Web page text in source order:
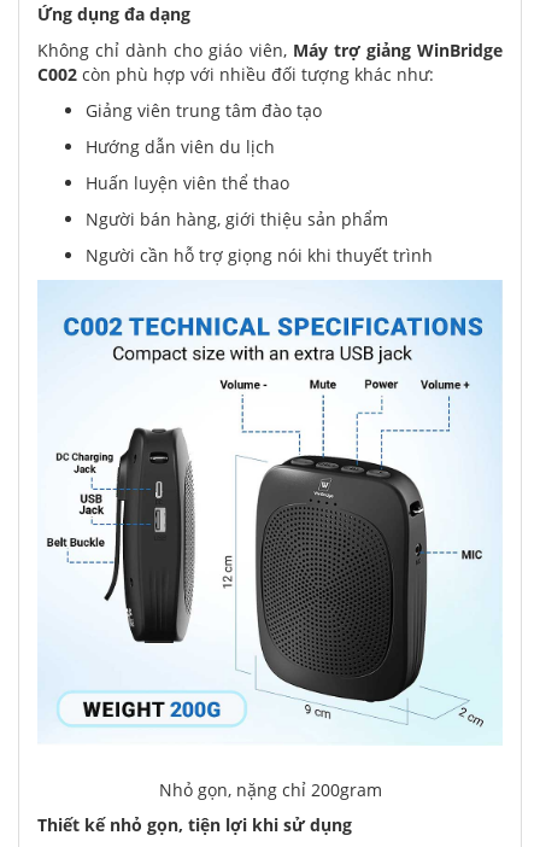
Ứng dụng đa dạng
Không chỉ dành cho giáo viên, Máy trợ giảng WinBridge
C002 còn phù hợp với nhiều đối tượng khác như:
Giảng viên trung tâm đào tạo
Hướng dẫn viên du lịch
Huấn luyện viên thể thao
Người bán hàng, giới thiệu sản phẩm
Người cần hỗ trợ giọng nói khi thuyết trình
Nhỏ gọn, nặng chỉ 200gram
Thiết kế nhỏ gọn, tiện lợi khi sử dụng